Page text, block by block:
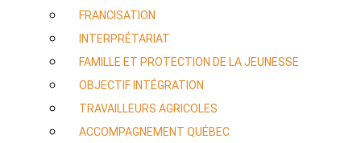
FRANCISATION
INTERPRÉTARIAT
FAMILLE ET PROTECTION DE LA JEUNESSE
OBJECTIF INTÉGRATION
TRAVAILLEURS AGRICOLES
ACCOMPAGNEMENT QUÉBEC